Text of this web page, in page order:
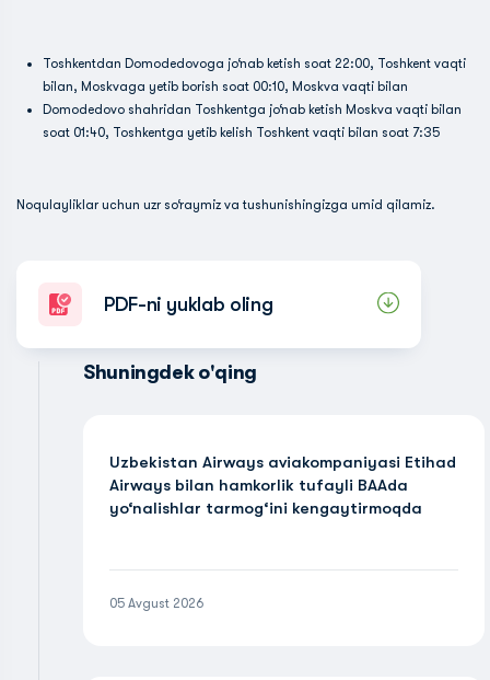
Toshkentdan Domodedovoga jo‘nab ketish soat 22:00, Toshkent vaqti
bilan, Moskvaga yetib borish soat 00:10, Moskva vaqti bilan
Domodedovo shahridan Toshkentga jo‘nab ketish Moskva vaqti bilan
soat 01:40, Toshkentga yetib kelish Toshkent vaqti bilan soat 7:35
Noqulayliklar uchun uzr so‘raymiz va tushunishingizga umid qilamiz.
PDF-ni yuklab oling
Shuningdek o'qing
Uzbekistan Airways aviakompaniyasi Etihad
Airways bilan hamkorlik tufayli BAAda
yo‘nalishlar tarmog‘ini kengaytirmoqda
05 Avgust 2026